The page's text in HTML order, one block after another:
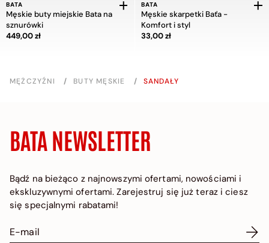
BATA
Męskie buty miejskie Bata na
sznurówki
Cena 449,00 zł
449,00 zł
BATA
Męskie skarpetki Baťa -
Komfort i styl
Cena 33,00 zł
33,00 zł
MĘŻCZYŹNI / BUTY MĘSKIE / SANDAŁY
BATA NEWSLETTER
Bądź na bieżąco z najnowszymi ofertami, nowościami i
ekskluzywnymi ofertami. Zarejestruj się już teraz i ciesz
się specjalnymi rabatami!